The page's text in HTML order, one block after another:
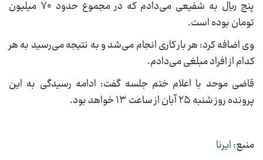
پنج ریال به شفیعی می‌دادم که در مجموع حدود ۷۰ میلیون
تومان بوده است.
وی اضافه کرد: هر بار کاری انجام می‌شد و به نتیجه می‌رسید به هر
کدام از افراد مبلغی می‌دادم.
قاضی موحد با اعلام ختم جلسه گفت: ادامه رسیدگی به این
پرونده روز شنبه ۲۵ آبان از ساعت ۱۳ خواهد بود.
منبع:ایرنا